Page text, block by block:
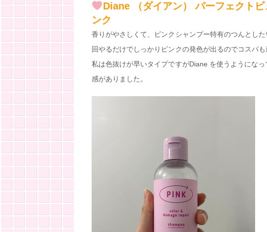
Diane （ダイアン） パーフェクト
ンク
香りがやさしくて、ピンクシャンプー特有のつんとし
回やるだけでしっかりピンクの発色が出るのでコスパも
私は色抜けが早いタイプですがDiane を使うようにな
感がありました。